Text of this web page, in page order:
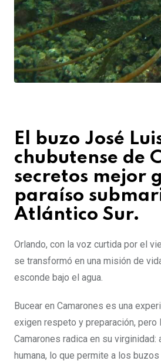
El buzo José
chubutense de
secretos mejor
paraíso
Atlántico Sur.
Orlando, con la voz curtida por el
se transformó en una misión de
esconde bajo el agua.
Bucear en Camarones es una
exigen respeto y preparación,
Camarones radica en su
humana, lo que permite a los